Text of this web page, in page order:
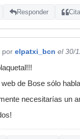
Responder
por elpatxi_bcn el 30/
web de Bose sólo
necesitarías un